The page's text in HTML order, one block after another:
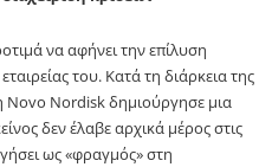
να αφήνει την επίλυση
του. Κατά τη διάρκεια της
Novo Nordisk δημιούργησε μια
δεν έλαβε αρχικά μέρος στις
ως «φραγμός» στη